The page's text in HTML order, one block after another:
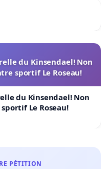
du Kinsendael! Non
sportif Le Roseau!
du Kinsendael! Non
Le Roseau!
PÉTITION